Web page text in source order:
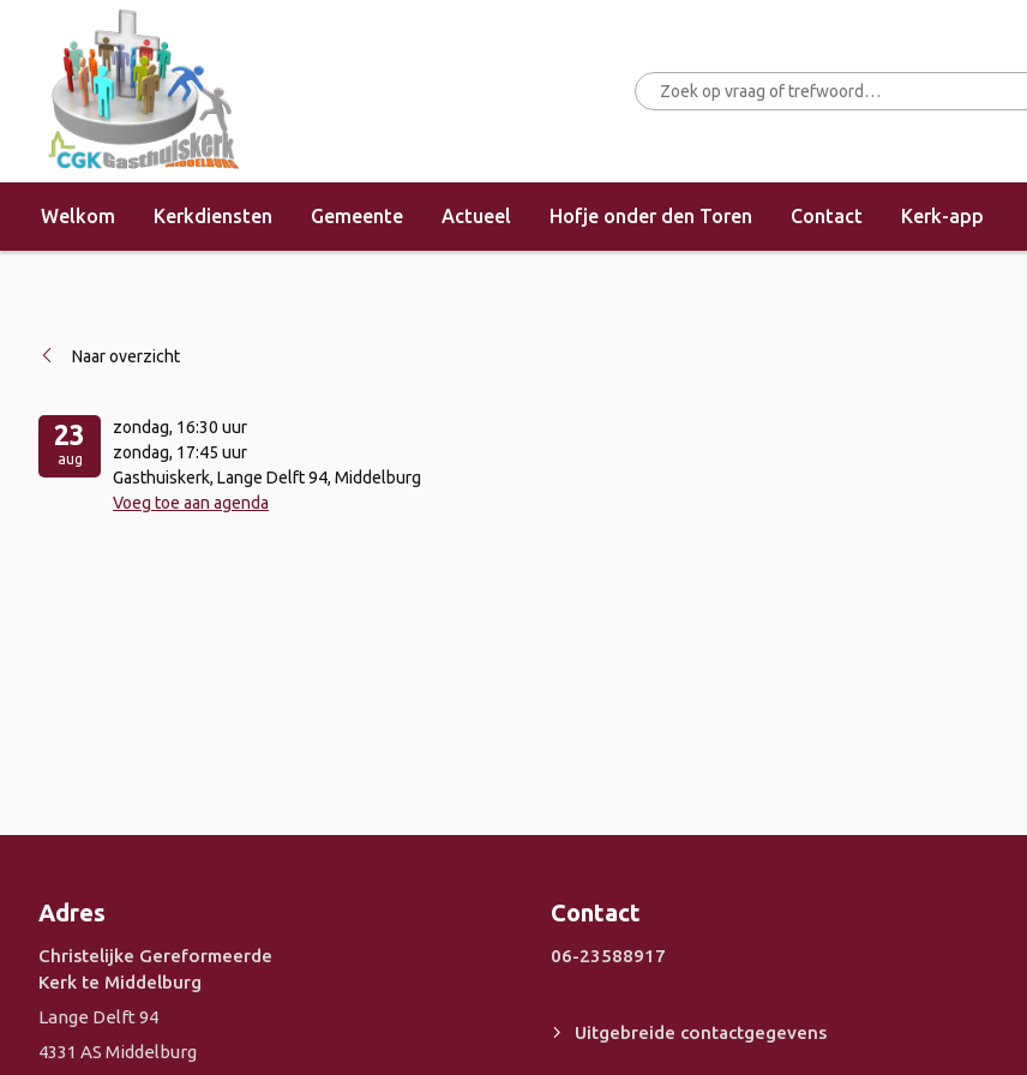
Welkom Kerkdiensten Gemeente Actueel Hofje onder den Toren Contact Kerk-app
Home »Evenementen »Kerkdienst (middagdienst)
Naar overzicht
23
aug
zondag, 16:30 uur
zondag, 17:45 uur
Gasthuiskerk, Lange Delft 94, Middelburg
Voeg toe aan agenda
Adres
Christelijke Gereformeerde
Kerk te Middelburg
Lange Delft 94
4331 AS Middelburg
Contact
06-23588917
Uitgebreide contactgegevens